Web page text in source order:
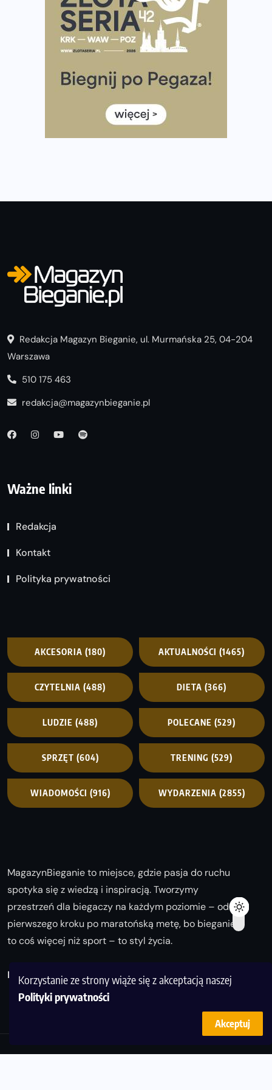
Korzystanie ze strony wiąże się z akceptacją naszej
Polityki prywatności
Akceptuj
Ponad 12 tysięcy uczestników pobiegło dla Bohaterów!
Tętno vs tempo – czym kierować się w bieganiu?
Co ma dużo białka? Produkty, które warto włączyć do
Rozbiegany Olsztyn szykuje się na weekend z
Już w tę sobotę 35. Bieg Powstania Warszawskiego.
Wystartuje rekordowa liczba uczestników
Redakcja Magazyn Bieganie, ul. Murmańska 25, 04-204
Warszawa
510 175 463
redakcja@magazynbieganie.pl
Ważne linki
Redakcja
Kontakt
Polityka prywatności
AKCESORIA (180) AKTUALNOŚCI (1465)
CZYTELNIA (488) DIETA (366)
LUDZIE (488) POLECANE (529)
SPRZĘT (604) TRENING (529)
WIADOMOŚCI (916) WYDARZENIA (2855)
MagazynBieganie to miejsce, gdzie pasja do ruchu
spotyka się z wiedzą i inspiracją. Tworzymy
przestrzeń dla biegaczy na każdym poziomie – od
pierwszego kroku po maratońską metę, bo bieganie
to coś więcej niż sport – to styl życia.
Biegaj z nami i odkrywaj swoją najlepszą wersję!